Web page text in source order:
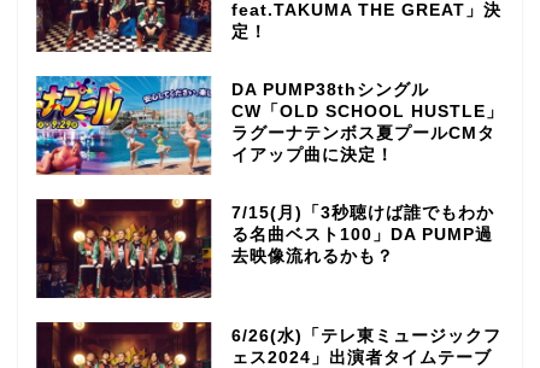
feat.TAKUMA THE GREAT」決
定！
DA PUMP38thシングル
CW「OLD SCHOOL HUSTLE」
ラグーナテンボス夏プールCMタ
イアップ曲に決定！
7/15(月)「3秒聴けば誰でもわか
る名曲ベスト100」DA PUMP過
去映像流れるかも？
6/26(水)「テレ東ミュージックフ
ェス2024」出演者タイムテーブ